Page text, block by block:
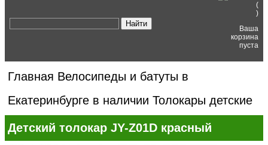
(
)
Ваша
корзина
пуста
Главная Велосипеды и батуты в
Екатеринбурге в наличии Толокары детские
Детский толокар JY-Z01D красный